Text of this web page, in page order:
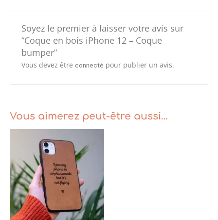
Soyez le premier à laisser votre avis sur
“Coque en bois iPhone 12 – Coque
bumper”
Vous devez être connecté pour publier un avis.
Vous aimerez peut-être aussi…
de
prix :
€35.00
€37.50